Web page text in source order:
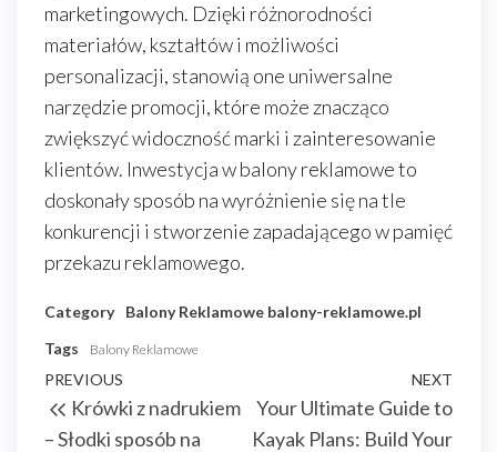
marketingowych. Dzięki różnorodności
materiałów, kształtów i możliwości
personalizacji, stanowią one uniwersalne
narzędzie promocji, które może znacząco
zwiększyć widoczność marki i zainteresowanie
klientów. Inwestycja w balony reklamowe to
doskonały sposób na wyróżnienie się na tle
konkurencji i stworzenie zapadającego w pamięć
przekazu reklamowego.
Category Balony Reklamowe balony-reklamowe.pl
Tags
Balony Reklamowe
Nawigacja
wpisu
Previous
Post
PREVIOUS
Krówki z nadrukiem
– Słodki sposób na
Post
NEXT
Your Ultimate Guide to
Kayak Plans: Build Your